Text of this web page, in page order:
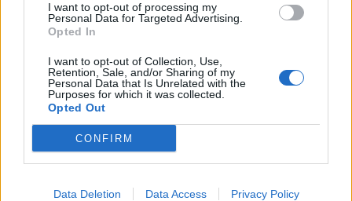
I want to opt-out of processing my
Personal Data for Targeted Advertising.
Opted In
I want to opt-out of Collection, Use,
Retention, Sale, and/or Sharing of my
Personal Data that Is Unrelated with the
Purposes for which it was collected.
Opted Out
CONFIRM
Data Deletion Data Access Privacy Policy
ΔΙΑΦΗΜΙΣΗ